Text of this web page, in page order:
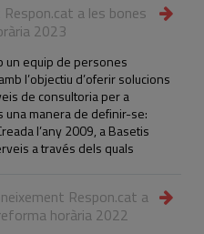
a les bones
2023
un equip de persones
l’objectiu d’oferir solucions
de consultoria per a
una manera de definir-se:
l’any 2009, a Basetis
a través dels quals
Respon.cat a
horària 2022